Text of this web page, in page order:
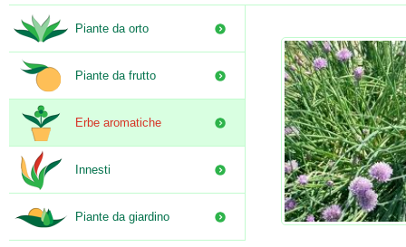
Piante da orto
Piante da frutto
Erbe aromatiche
Innesti
Piante da giardino